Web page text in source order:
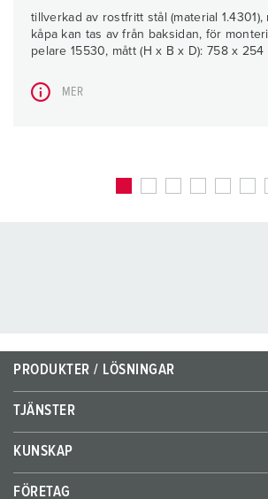
tillverkad av rostfritt stål (material 1.4301),
kåpa kan tas av från baksidan, för
pelare 15530, mått (H x B x D): 758 x
MER
PRODUKTER / LÖSNINGAR
TJÄNSTER
KUNSKAP
FÖRETAG